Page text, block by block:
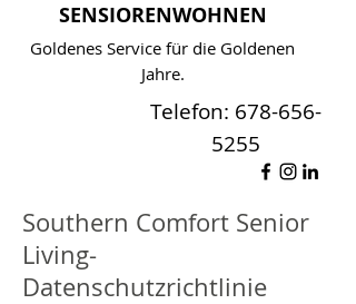
SENSIORENWOHNEN
Goldenes Service für die Goldenen
Jahre.
Telefon: 678-656-
5255
Southern Comfort Senior
Living-
Datenschutzrichtlinie